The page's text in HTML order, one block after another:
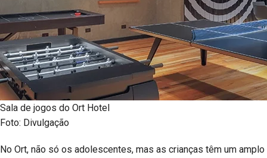
Sala de jogos do Ort Hotel
Foto: Divulgação
No Ort, não só os adolescentes, mas as crianças têm um amplo